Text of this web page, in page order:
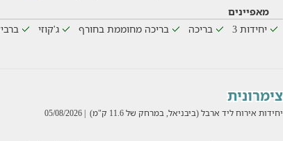
מאפיינים
יחידות 3
בריכה בריכה מחוממת בחורף ג'קוזי
צימרונית
יחידות אירוח ליד ארבל (ביבניאל, במרחק של 11.6 ק"מ) | 05/08/2026